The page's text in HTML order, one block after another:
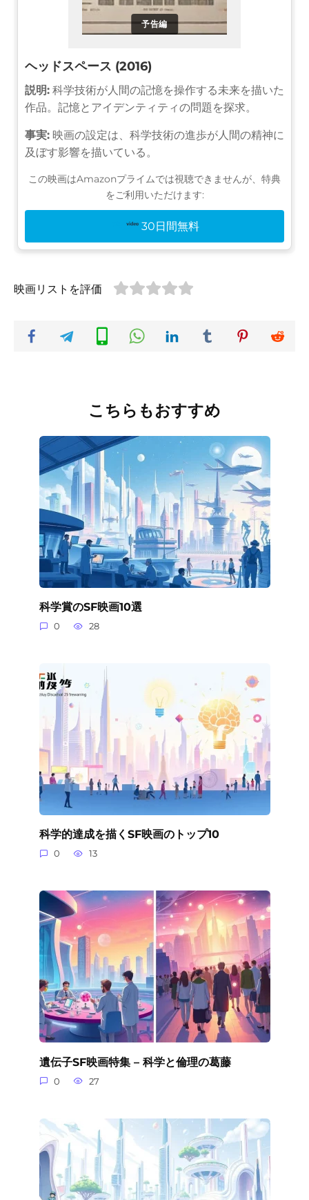
予告編
ヘッドスペース (2016)
説明: 科学技術が人間の記憶を操作する未来を描いた
作品。記憶とアイデンティティの問題を探求。
事実: 映画の設定は、科学技術の進歩が人間の精神に
及ぼす影響を描いている。
この映画はAmazonプライムでは視聴できませんが、特典
をご利用いただけます:
30日間無料
映画リストを評価
こちらもおすすめ
科学賞のSF映画10選
0 28
科学的達成を描くSF映画のトップ10
0 13
遺伝子SF映画特集 – 科学と倫理の葛藤
0 27